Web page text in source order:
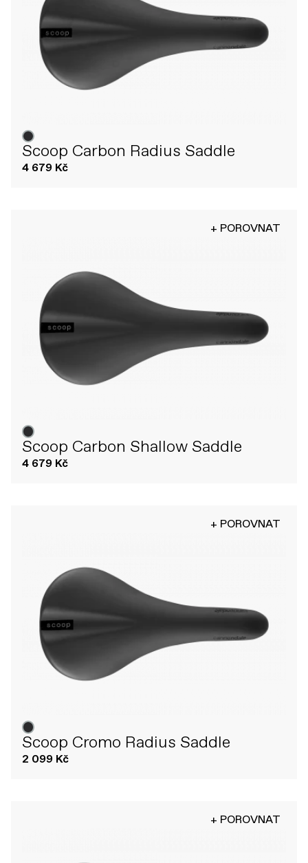
Scoop Carbon Radius Saddle
4 679 Kč
+ POROVNAT
Scoop Carbon Shallow Saddle
4 679 Kč
+ POROVNAT
Scoop Cromo Radius Saddle
2 099 Kč
+ POROVNAT